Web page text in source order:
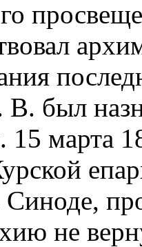
В. был
15 марта
Синоде,
не